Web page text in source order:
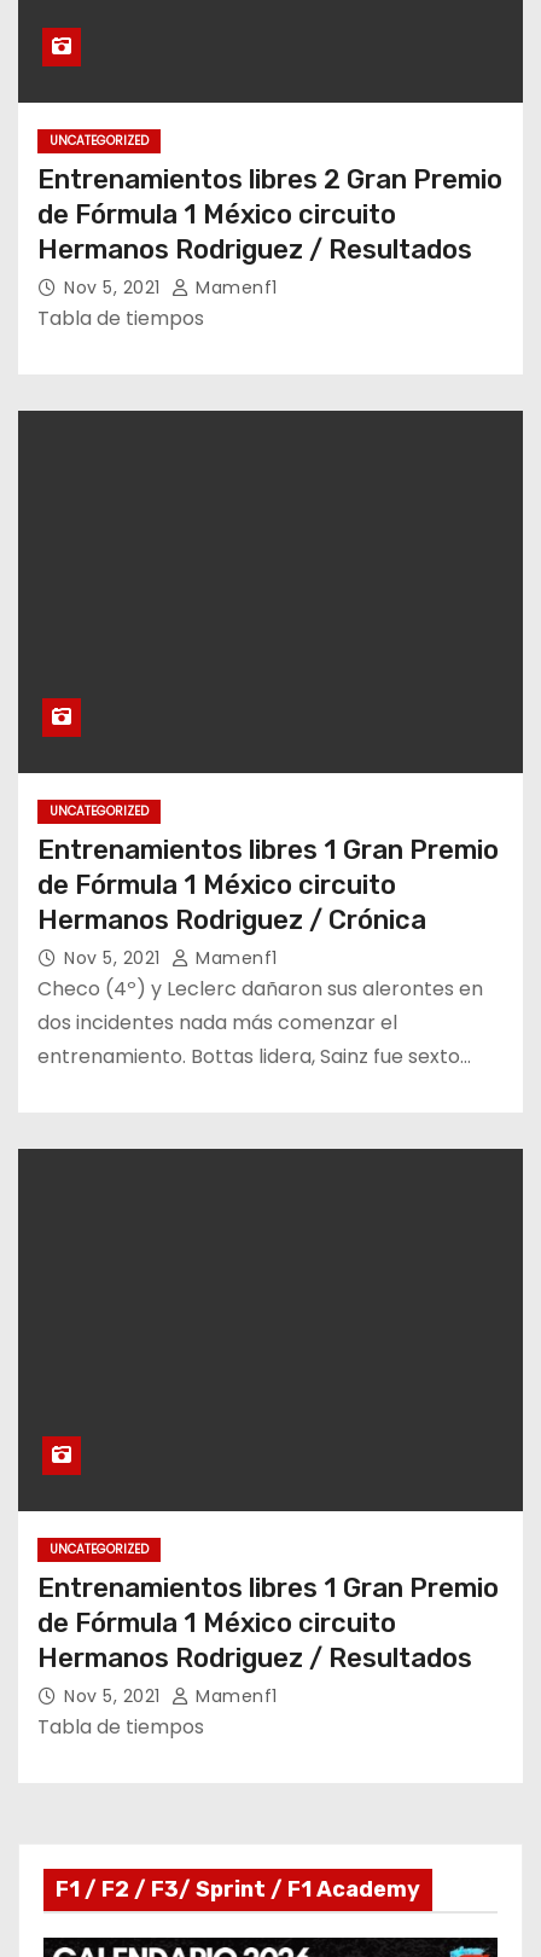
UNCATEGORIZED
Entrenamientos libres 2 Gran Premio
de Fórmula 1 México circuito
Hermanos Rodriguez / Resultados
Nov 5, 2021 Mamenf1
Tabla de tiempos
UNCATEGORIZED
Entrenamientos libres 1 Gran Premio
de Fórmula 1 México circuito
Hermanos Rodriguez / Crónica
Nov 5, 2021 Mamenf1
Checo (4º) y Leclerc dañaron sus alerontes en
dos incidentes nada más comenzar el
entrenamiento. Bottas lidera, Sainz fue sexto…
UNCATEGORIZED
Entrenamientos libres 1 Gran Premio
de Fórmula 1 México circuito
Hermanos Rodriguez / Resultados
Nov 5, 2021 Mamenf1
Tabla de tiempos
F1 / F2 / F3/ Sprint / F1 Academy